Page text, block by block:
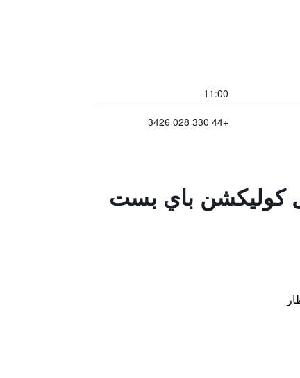
11:00
+44 330 028 3426
كوليكشن باي بست